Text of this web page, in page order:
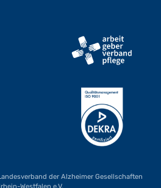
der Alzheimer Gesellschaften